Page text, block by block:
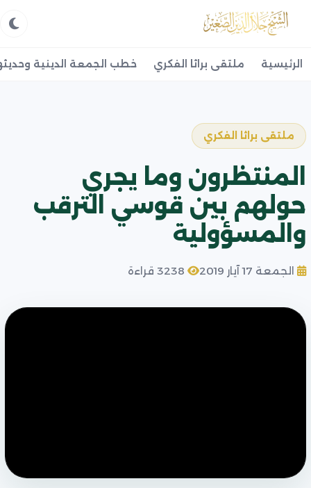
الرئيسية ملتقى براثا الفكري خطب الجمعة الدينية
ملتقى براثا الفكري
المنتظرون وما يجري
حولهم بين قوسي الترقب
والمسؤولية
الجمعة 17 آيار 2019